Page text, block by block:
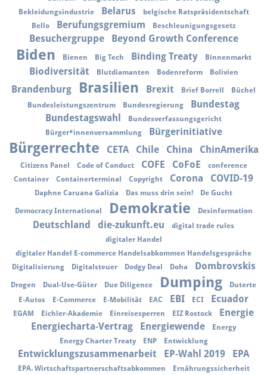
Bekleidungsindustrie Belarus
belgische Ratspräsidentschaft
Bello
Berufungsgremium Beschleunigungsgesetz
Besuchergruppe Beyond Growth Conference
Biden Bienen Big Tech Binding Treaty Binnenmarkt
Biodiversität Blutdiamanten Bodenreform Bolivien
Brandenburg Brasilien Brexit Brief Borrell
Büchel
Bundesleistungszentrum
Bundesregierung
Bundestag
Bundestagswahl
Bundesverfassungsgericht
Bürger*innenversammlung
Bürgerinitiative
Bürgerrechte CETA Chile China ChinAmerika
Citizens Panel Code of Conduct COFE CoFoE
conference
Container
Containerterminal Copyright Corona COVID-19
Daphne Caruana Galizia Das muss drin sein! De Gucht
Democracy International Demokratie Desinformation
Deutschland die-zukunft.eu
digital trade rules
digitaler Handel
digitaler Handel E-commerce Handelsabkommen Handelsgespräche
Digitalisierung
Digitalsteuer Dodgy Deal Doha Dombrovskis
Drogen Dual-Use-Güter Due Diligence Dumping
Duterte
E-Autos
E-Commerce E-Mobilität EAC EBI ECI Ecuador
EGAM Eichler-Akademie Einreisesperren EIZ Rostock
Energie
Energiecharta-Vertrag
Energiewende
Energy
Energy Charter Treaty
ENP Entwicklung
Entwicklungszusammenarbeit EP-Wahl 2019 EPA
EPA. Wirtschaftspartnerschaftsabkommen Ernährungssicherheit